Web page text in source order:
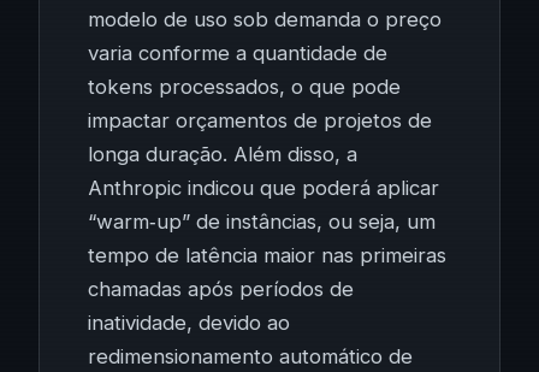
modelo de uso sob demanda o preço
varia conforme a quantidade de
tokens processados, o que pode
impactar orçamentos de projetos de
longa duração. Além disso, a
Anthropic indicou que poderá aplicar
“warm‑up” de instâncias, ou seja, um
tempo de latência maior nas primeiras
chamadas após períodos de
inatividade, devido ao
redimensionamento automático de